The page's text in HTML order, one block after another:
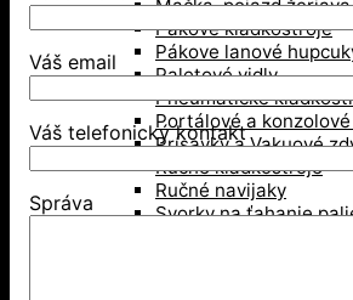
Mačka, pojazd žeriava
Pákové kladkostroje
Pákove lanové
Paletové vidly
Pneumatické
Portálové a
Prísavky a Vakuové
Ručné kladkostroje
Ručné navijaky
Svorky na ťahanie
Váš email
Váš telefonický kontakt
Správa